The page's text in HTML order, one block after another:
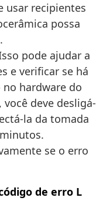
usar recipientes
possa
pode ajudar a
e verificar se há
hardware do
deve desligá-
la da tomada
se o erro
de erro L